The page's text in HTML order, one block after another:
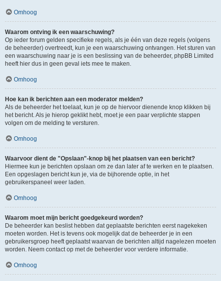
Omhoog
Waarom ontving ik een waarschuwing?
Op ieder forum gelden specifieke regels, als je één van deze regels (volgens
de beheerder) overtreedt, kun je een waarschuwing ontvangen. Het sturen van
een waarschuwing naar je is een beslissing van de beheerder, phpBB Limited
heeft hier dus in geen geval iets mee te maken.
Omhoog
Hoe kan ik berichten aan een moderator melden?
Als de beheerder het toelaat, kun je op de hiervoor dienende knop klikken bij
het bericht. Als je hierop geklikt hebt, moet je een paar verplichte stappen
volgen om de melding te versturen.
Omhoog
Waarvoor dient de "Opslaan"-knop bij het plaatsen van een bericht?
Hiermee kun je berichten opslaan om ze dan later af te werken en te plaatsen.
Een opgeslagen bericht kun je, via de bijhorende optie, in het
gebruikerspaneel weer laden.
Omhoog
Waarom moet mijn bericht goedgekeurd worden?
De beheerder kan beslist hebben dat geplaatste berichten eerst nagekeken
moeten worden. Het is tevens ook mogelijk dat de beheerder je in een
gebruikersgroep heeft geplaatst waarvan de berichten altijd nagelezen moeten
worden. Neem contact op met de beheerder voor verdere informatie.
Omhoog